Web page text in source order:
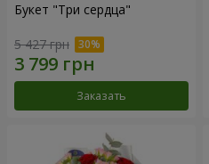
Букет "Три сердца"
5 427 грн
Заказать